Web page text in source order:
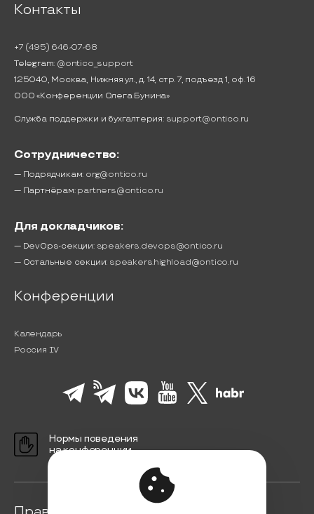
Контакты
+7 (495) 646-07-68
Telegram: @ontico_support
125040, Москва, Нижняя ул., д. 14, стр. 7, подъезд 1, оф. 16
ООО «Конференции Олега Бунина»
Служба поддержки и бухгалтерия: support@ontico.ru
Сотрудничество:
— Подрядчикам: org@ontico.ru
— Партнёрам: partners@ontico.ru
Для докладчиков:
— DevOps-секции: speakers.devops@ontico.ru
— Остальные секции: speakers.highload@ontico.ru
Конференции
Календарь
Россия IV
Нормы поведения
на конференции